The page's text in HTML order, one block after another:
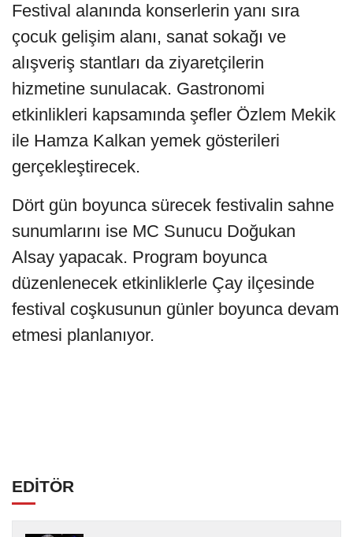
Festival alanında konserlerin yanı sıra
çocuk gelişim alanı, sanat sokağı ve
alışveriş stantları da ziyaretçilerin
hizmetine sunulacak. Gastronomi
etkinlikleri kapsamında şefler Özlem Mekik
ile Hamza Kalkan yemek gösterileri
gerçekleştirecek.
Dört gün boyunca sürecek festivalin sahne
sunumlarını ise MC Sunucu Doğukan
Alsay yapacak. Program boyunca
düzenlenecek etkinliklerle Çay ilçesinde
festival coşkusunun günler boyunca devam
etmesi planlanıyor.
EDİTÖR